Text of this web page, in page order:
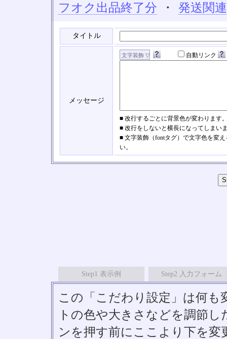
フオク出品終了分
・ 発送関
タイトル
メッセージ
自動リンク
■ 改行するごとに背景色が変わります
■ 改行をしないと横長になってしまい
■ 文字装飾（fontタグ）で文字色を変
い。
Step1 表示例 Step2 入力フォーム
この「こだわり設定」は何
トの色や大きさなどを調節
ンを押す前にここより下を